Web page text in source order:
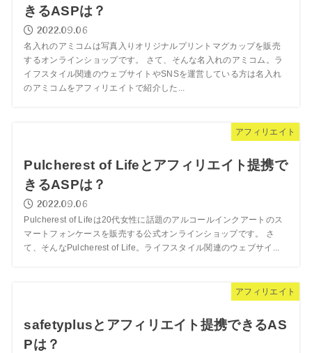
きるASPは？
2022.09.06
名入れのアミコムは写真入りオリジナルプリントマグカップを販売
するオンラインショップです。 さて、そんな名入れのアミコム。ラ
イフスタイル関連のウェブサイトやSNSを運営している方は名入れ
のアミコムをアフィリエイトで紹介した...
アフィリエイト
Pulcherest of Lifeとアフィリエイト提携で
きるASPは？
2022.09.06
Pulcherest of Lifeは20代女性に話題のアルコールインクアートのス
マートフォンケースを販売する公式オンラインショップです。 さ
て、そんなPulcherest of Life。ライフスタイル関連のウェブサイ...
アフィリエイト
safetyplusとアフィリエイト提携できるAS
Pは？